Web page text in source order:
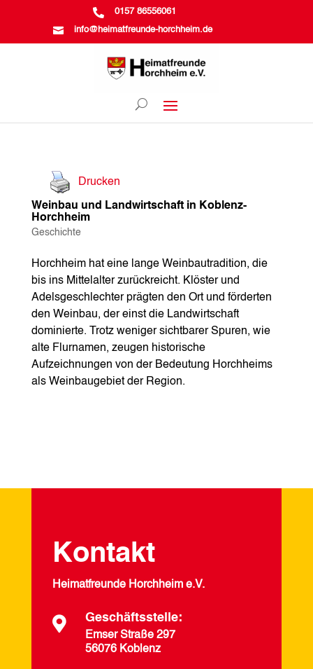
 0157 86556061
 info@heimatfreunde-horchheim.de
Drucken
Weinbau und Landwirtschaft in Koblenz-
Horchheim
Geschichte
Horchheim hat eine lange Weinbautradition, die
bis ins Mittelalter zurückreicht. Klöster und
Adelsgeschlechter prägten den Ort und förderten
den Weinbau, der einst die Landwirtschaft
dominierte. Trotz weniger sichtbarer Spuren, wie
alte Flurnamen, zeugen historische
Aufzeichnungen von der Bedeutung Horchheims
als Weinbaugebiet der Region.
Kontakt
Heimatfreunde Horchheim e.V.
 Geschäftsstelle:
Emser Straße 297
56076 Koblenz